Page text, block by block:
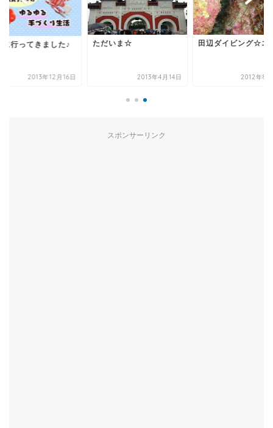
に行ってきました♪
2013年12月16日
ただいま☆
2013年4月14日
田辺ダイビング☆エ
2012年8
スポンサーリンク